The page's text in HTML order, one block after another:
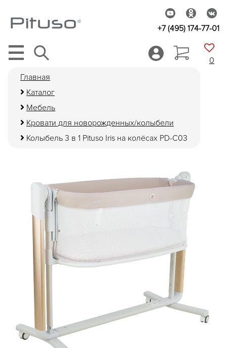
+7 (495) 174-77-01
0
Главная
Каталог
Мебель
Кровати для новорожденных/колыбели
Колыбель 3 в 1 Pituso Iris на колёсах PD-C03